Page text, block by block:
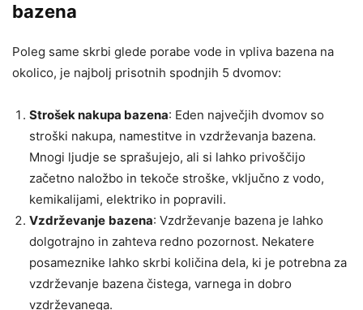
bazena
Poleg same skrbi glede porabe vode in vpliva bazena na
okolico, je najbolj prisotnih spodnjih 5 dvomov:
Strošek nakupa bazena: Eden največjih dvomov so
stroški nakupa, namestitve in vzdrževanja bazena.
Mnogi ljudje se sprašujejo, ali si lahko privoščijo
začetno naložbo in tekoče stroške, vključno z vodo,
kemikalijami, elektriko in popravili.
Vzdrževanje bazena: Vzdrževanje bazena je lahko
dolgotrajno in zahteva redno pozornost. Nekatere
posameznike lahko skrbi količina dela, ki je potrebna za
vzdrževanje bazena čistega, varnega in dobro
vzdrževanega.